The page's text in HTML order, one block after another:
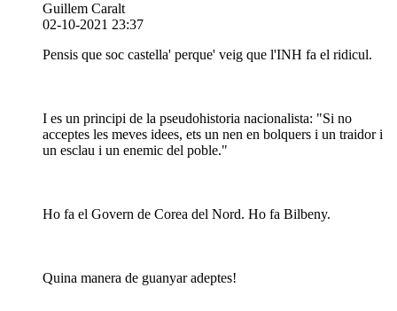
Guillem Caralt
02-10-2021 23:37
Pensis que soc castella' perque' veig que l'INH fa el ridicul.
I es un principi de la pseudohistoria nacionalista: "Si no
acceptes les meves idees, ets un nen en bolquers i un traidor i
un esclau i un enemic del poble."
Ho fa el Govern de Corea del Nord. Ho fa Bilbeny.
Quina manera de guanyar adeptes!